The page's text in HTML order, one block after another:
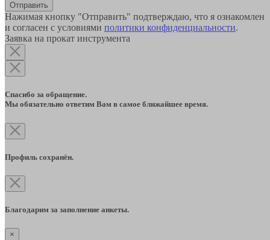
Отправить
Нажимая кнопку "Отправить" подтверждаю, что я ознакомлен
и согласен с условиями политики конфиденциальности.
Заявка на прокат инструмента
Спасибо за обращение.
Мы обязательно ответим Вам в самое ближайшее время.
Профиль сохранён.
Благодарим за заполнение анкеты.
×